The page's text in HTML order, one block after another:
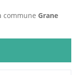
commune Grane